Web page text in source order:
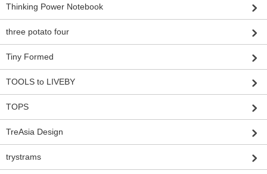
Thinking Power Notebook
three potato four
Tiny Formed
TOOLS to LIVEBY
TOPS
TreAsia Design
trystrams